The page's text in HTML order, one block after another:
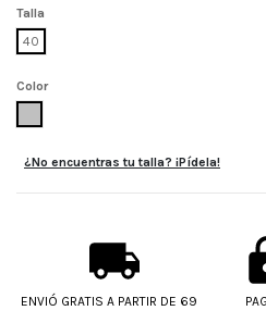
Talla
40
Color
¿No encuentras tu talla? ¡Pídela!
ENVIÓ GRATIS A PARTIR DE 69